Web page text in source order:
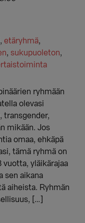
,etäryhmä,
, sukupuoleton,
ryhmään
olevasi
transgender,
mikään. Jos
omaa, ehkäpä
tämä ryhmä on
vuotta, yläikärajaa
sen aikana
aiheista. Ryhmän
[…]